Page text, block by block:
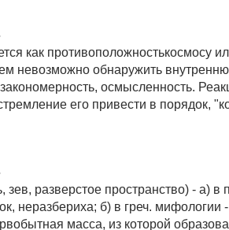
как противоположностькосмосу
невозможно обнаружить
осмысленность.
его привести в порядок,
зев, разверстое пространство) - а) в
неразбериха; б) в греч. мифологии -
масса, из которой